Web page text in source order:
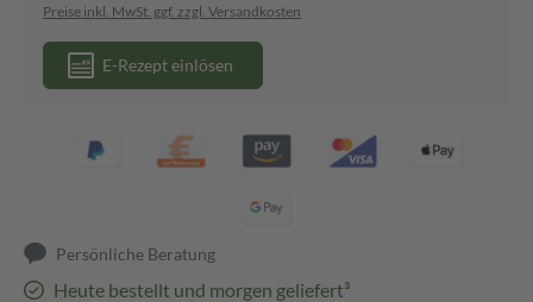
Preise inkl. MwSt. ggf. zzgl. Versandkosten
E-Rezept einlösen
Persönliche Beratung
Heute bestellt und morgen geliefert³